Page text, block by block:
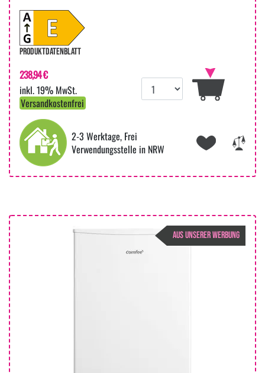
PRODUKTDATENBLATT
238,94 €
inkl. 19% MwSt.
Versandkostenfrei
2-3 Werktage, Frei
Verwendungsstelle in NRW
AUS UNSERER WERBUNG